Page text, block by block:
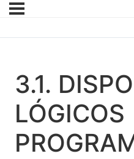
3.1.
LÓGICOS